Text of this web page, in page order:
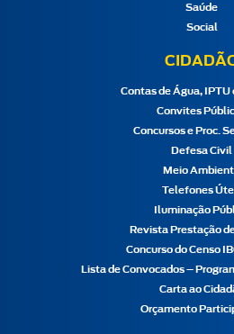
Saúde
Social
Contas de Água, IPTU
Convites
Concursos e Proc.
Defesa Civil
Meio
Telefones
Iluminação
Revista Prestação
Concurso do Censo
Lista de Convocados –
Carta ao
Orçamento